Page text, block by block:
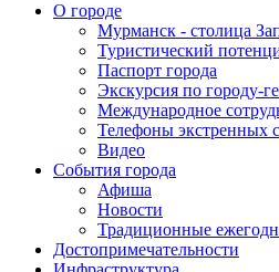
О городе
Мурманск - столица
Туристический
Паспорт города
Экскурсия по городу-
Международное
Телефоны экстренных
Видео
События города
Афиша
Новости
Традиционные
Достопримечательности